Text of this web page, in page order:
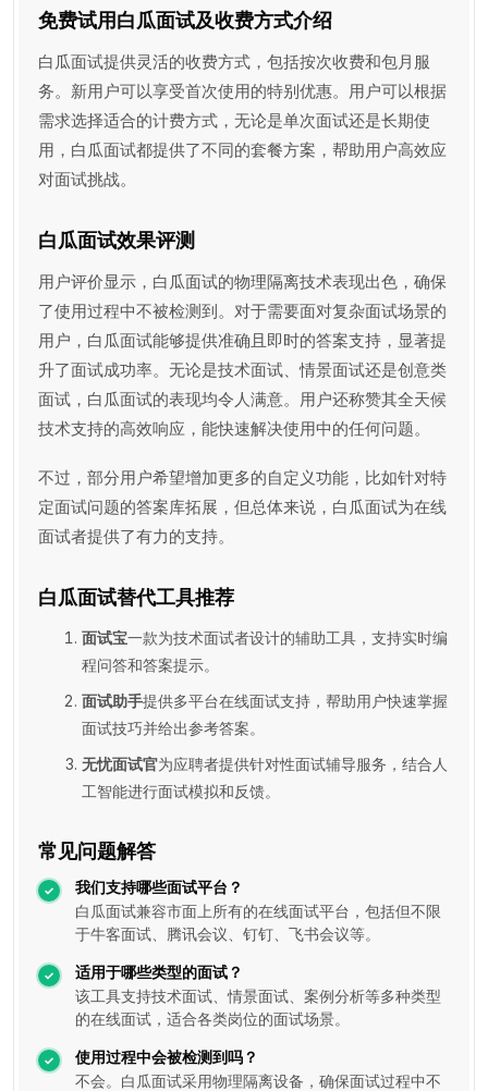
免费试用白瓜面试及收费方式介绍
白瓜面试提供灵活的收费方式，包括按次收费和包月服
务。新用户可以享受首次使用的特别优惠。用户可以根据
需求选择适合的计费方式，无论是单次面试还是长期使
用，白瓜面试都提供了不同的套餐方案，帮助用户高效应
对面试挑战。
白瓜面试效果评测
用户评价显示，白瓜面试的物理隔离技术表现出色，确保
了使用过程中不被检测到。对于需要面对复杂面试场景的
用户，白瓜面试能够提供准确且即时的答案支持，显著提
升了面试成功率。无论是技术面试、情景面试还是创意类
面试，白瓜面试的表现均令人满意。用户还称赞其全天候
技术支持的高效响应，能快速解决使用中的任何问题。
不过，部分用户希望增加更多的自定义功能，比如针对特
定面试问题的答案库拓展，但总体来说，白瓜面试为在线
面试者提供了有力的支持。
白瓜面试替代工具推荐
面试宝一款为技术面试者设计的辅助工具，支持实时编
程问答和答案提示。
面试助手提供多平台在线面试支持，帮助用户快速掌握
面试技巧并给出参考答案。
无忧面试官为应聘者提供针对性面试辅导服务，结合人
工智能进行面试模拟和反馈。
常见问题解答
我们支持哪些面试平台？
白瓜面试兼容市面上所有的在线面试平台，包括但不限
于牛客面试、腾讯会议、钉钉、飞书会议等。
适用于哪些类型的面试？
该工具支持技术面试、情景面试、案例分析等多种类型
的在线面试，适合各类岗位的面试场景。
使用过程中会被检测到吗？
不会。白瓜面试采用物理隔离设备，确保面试过程中不